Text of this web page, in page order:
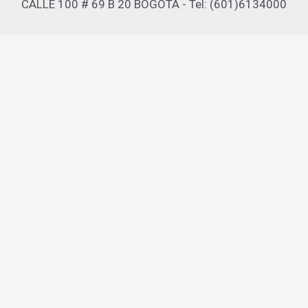
CALLE 100 # 69 B 20 BOGOTA - Tel: (601)6134000